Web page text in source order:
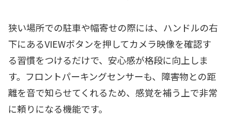
狭い場所での駐車や幅寄せの際には、ハンドルの右
下にあるVIEWボタンを押してカメラ映像を確認す
る習慣をつけるだけで、安心感が格段に向上しま
す。フロントパーキングセンサーも、障害物との距
離を音で知らせてくれるため、感覚を補う上で非常
に頼りになる機能です。